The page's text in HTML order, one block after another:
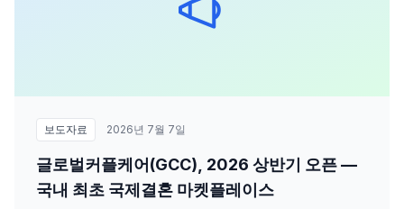
보도자료 2026년 7월 7일
글로벌커플케어(GCC), 2026 상반기 오픈 —
국내 최초 국제결혼 마켓플레이스